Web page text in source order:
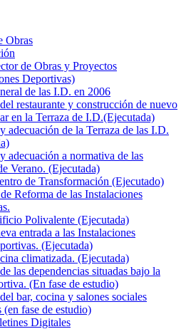
Obras
de Obras y Proyectos
Deportivas)
de las I.D. en 2006
restaurante y construcción de nuevo
en la Terraza de I.D.(Ejecutada)
adecuación de la Terraza de las I.D.
adecuación a normativa de las
Verano. (Ejecutada)
de Transformación (Ejecutado)
Reforma de las Instalaciones
Polivalente (Ejecutada)
entrada a las Instalaciones
(Ejecutada)
climatizada. (Ejecutada)
las dependencias situadas bajo la
(En fase de estudio)
bar, cocina y salones sociales
(en fase de estudio)
Digitales